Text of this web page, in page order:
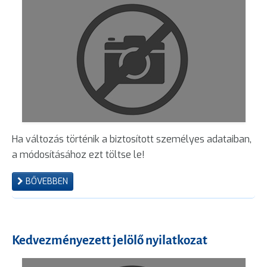
Ha változás történik a biztosított személyes adataiban,
a módosításához ezt töltse le!
BŐVEBBEN
Kedvezményezett jelölő nyilatkozat